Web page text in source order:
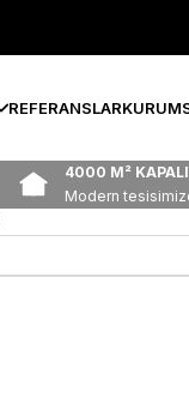
REFERANSLAR
4000 M²
Modern